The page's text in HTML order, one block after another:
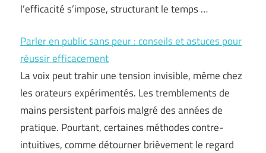
l’efficacité s’impose, structurant le temps …
Parler en public sans peur : conseils et astuces pour
réussir efficacement
La voix peut trahir une tension invisible, même chez
les orateurs expérimentés. Les tremblements de
mains persistent parfois malgré des années de
pratique. Pourtant, certaines méthodes contre-
intuitives, comme détourner brièvement le regard